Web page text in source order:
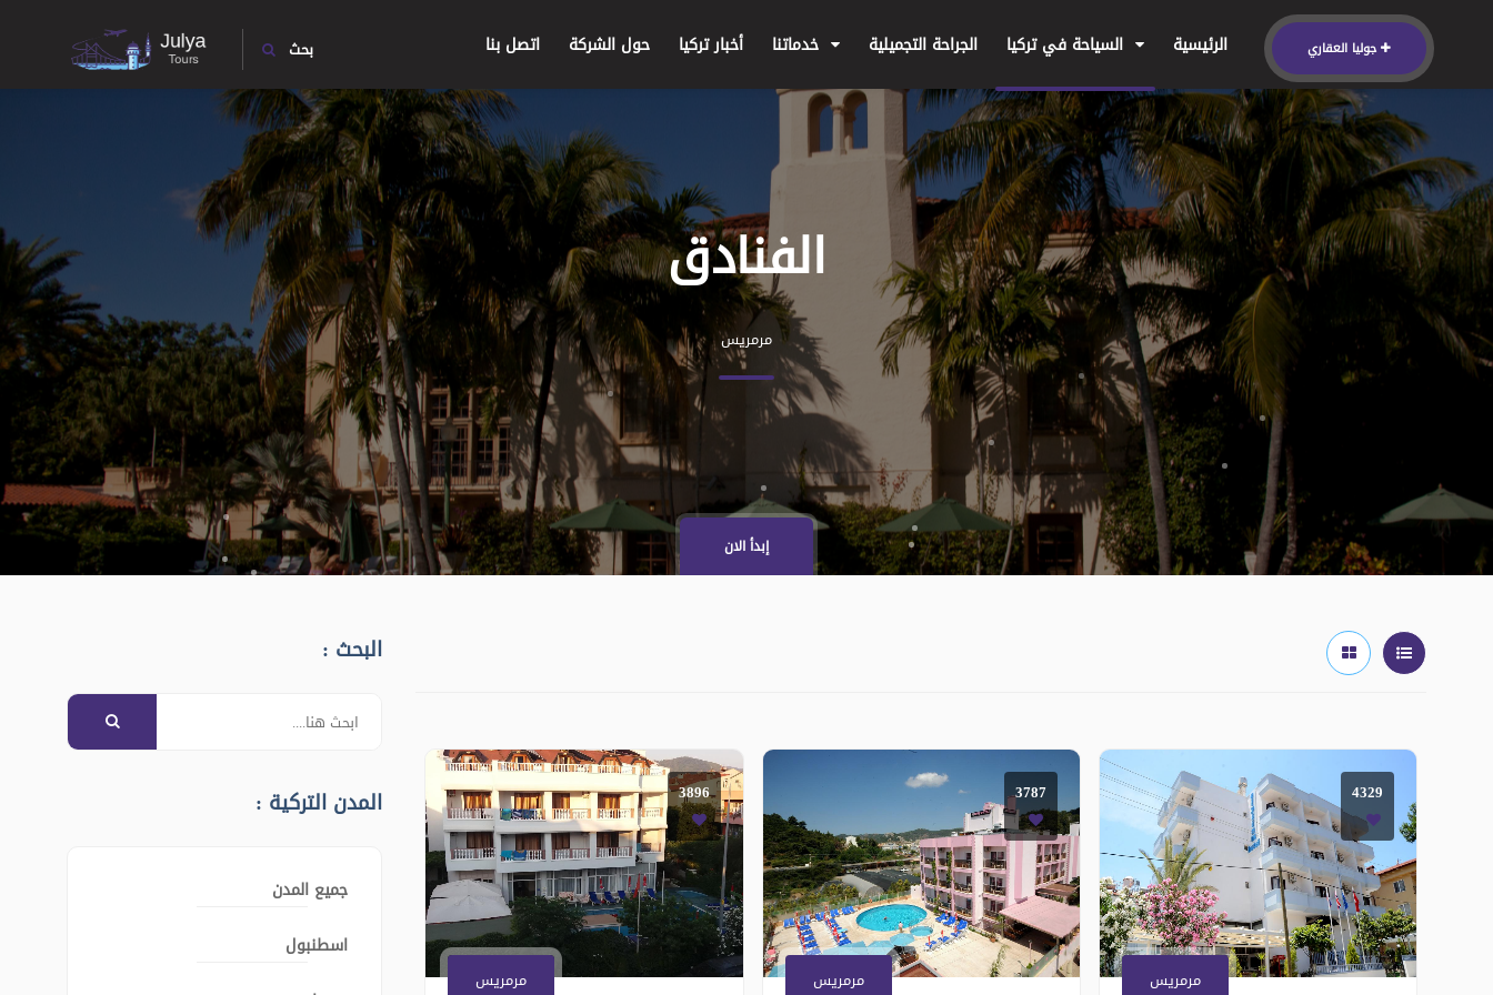
بحث جوليا العقاري الرئيسية الجراحة التجميلية أخبار تركيا حول الشركة اتصل بنا
الفنادق
مرمريس
إبدأ الان
4329
مرمريس
3787
مرمريس
3896
مرمريس
البحث :
المدن التركية :
جميع المدن
اسطنبول